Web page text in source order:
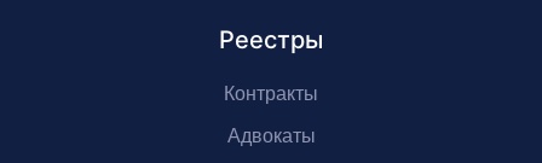
Реестры
Контракты
Адвокаты